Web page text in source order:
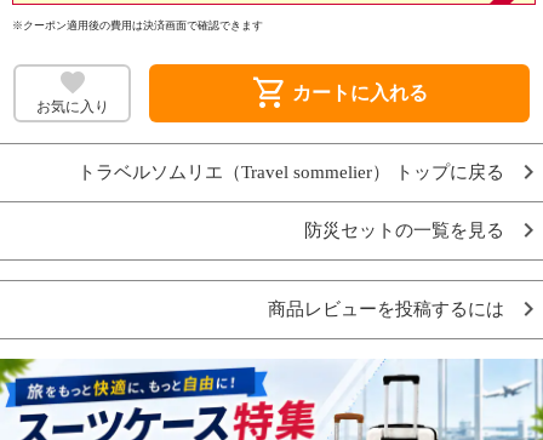
※クーポン適用後の費用は決済画面で確認できます
お気に入り shopping_cart カートに入れる
トラベルソムリエ（Travel sommelier） トップに戻る
防災セットの一覧を見る
商品レビューを投稿するには